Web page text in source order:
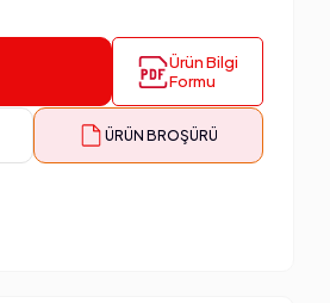
Ürün Bilgi
Formu
ÜRÜN BROŞÜRÜ